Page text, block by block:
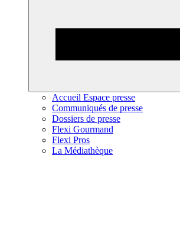
Accueil Espace presse
Communiqués de presse
Dossiers de presse
Flexi Gourmand
Flexi Pros
La Médiathèque